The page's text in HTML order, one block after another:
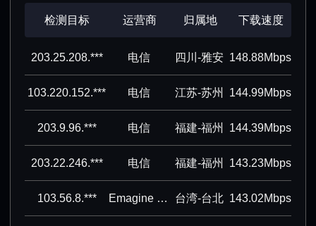
检测目标 运营商 归属地 下载速度
203.25.208.*** 电信 四川-雅安 148.88Mbps
103.220.152.*** 电信 江苏-苏州 144.99Mbps
203.9.96.*** 电信 福建-福州 144.39Mbps
203.22.246.*** 电信 福建-福州 143.23Mbps
103.56.8.*** Emagine Concept, Inc. 台湾-台北 143.02Mbps